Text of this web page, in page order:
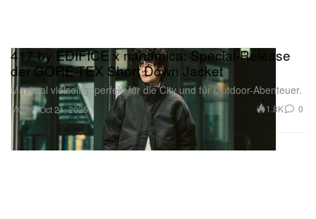
Mode
417 by EDIFICE x nanamica: Special-Release
der GORE-TEX Short Down Jacket
Maximal vielseitig: perfekt für die City und für Outdoor-Abenteuer.
Oct 21, 2025 1.8K 0